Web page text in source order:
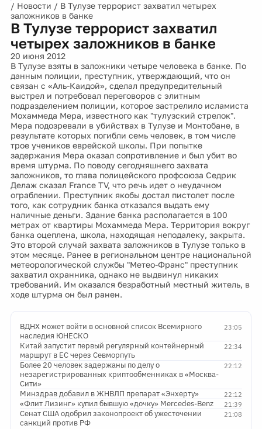
/ Новости / В Тулузе террорист захватил четырех
заложников в банке
В Тулузе террорист захватил
четырех заложников в банке
20 июня 2012
В Тулузе взяты в заложники четыре человека в банке. По
данным полиции, преступник, утверждающий, что он
связан с «Аль-Каидой», сделал предупредительный
выстрел и потребовал переговоров с элитным
подразделением полиции, которое застрелило исламиста
Мохаммеда Мера, известного как "тулузский стрелок".
Мера подозревали в убийствах в Тулузе и Монтобане, в
результате которых погибли семь человек, в том числе
трое учеников еврейской школы. При попытке
задержания Мера оказал сопротивление и был убит во
время штурма. По поводу сегодняшнего захвата
заложников, то глава полицейского профсоюза Седрик
Делаж сказал France TV, что речь идет о неудачном
ограблении. Преступник якобы достал пистолет после
того, как сотрудник банка отказался выдать ему
наличные деньги. Здание банка располагается в 100
метрах от квартиры Мохаммеда Мера. Территория вокруг
банка оцеплена, школа, находящая неподалеку, закрыта.
Это второй случай захвата заложников в Тулузе только в
этом месяце. Ранее в региональном центре национальной
метеорологической службы "Метео-Франс" преступник
захватил охранника, однако не выдвинул никаких
требований. Им оказался безработный местный житель, в
ходе штурма он был ранен.
23:05
ВДНХ может войти в основной список Всемирного
наследия ЮНЕСКО
22:34
Китай запустит первый регулярный контейнерный
маршрут в ЕС через Севморпуть
22:12
Более 20 человек задержаны по делу о
незарегистрированных криптообменниках в «Москва-
Сити»
22:12
Минздрав добавил в ЖНВЛП препарат «Энхерту»
21:39
«Флит Лизинг» купил бывшую «дочку» Mercedes-Benz
21:08
Сенат США одобрил законопроект об ужесточении
санкций против РФ